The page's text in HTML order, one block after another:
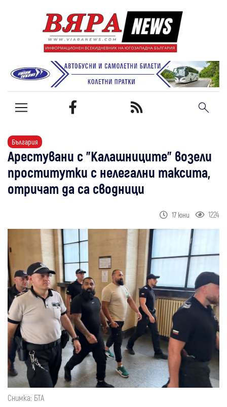
България
Арестувани с "Калашниците" возели
проститутки с нелегални таксита,
отричат да са сводници
17 юни 1224
Снимка: БТА